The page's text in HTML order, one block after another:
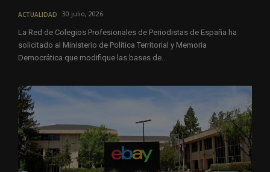
ACTUALIDAD 30 julio, 2026
La Red de Colegios Profesionales de Periodistas de España ha
solicitado al Ministerio de Política Territorial y Memoria
Democrática que modifique las bases de...